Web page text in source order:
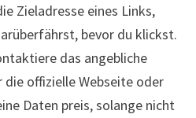
Zieladresse eines Links,
bevor du klickst.
das angebliche
offizielle Webseite oder
Daten preis, solange nicht